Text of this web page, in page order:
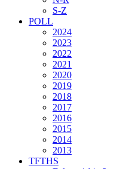
S-Z
POLL
2024
2023
2022
2021
2020
2019
2018
2017
2016
2015
2014
2013
TFTHS